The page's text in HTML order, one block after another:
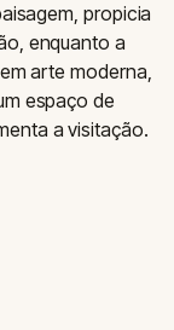
propicia
enquanto a
arte moderna,
espaço de
a visitação.